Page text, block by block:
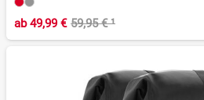
ab49,99 € 59,95 €¹